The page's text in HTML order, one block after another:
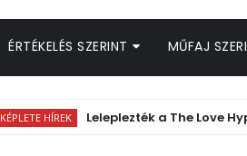
ÉRTÉKELÉS SZERINT MŰFAJ
Leleplezték a The Love Hypothesis -